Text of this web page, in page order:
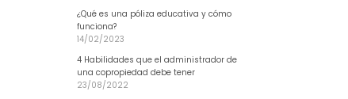
¿Qué es una póliza educativa y cómo
funciona?
14/02/2023
4 Habilidades que el administrador de
una copropiedad debe tener
23/08/2022